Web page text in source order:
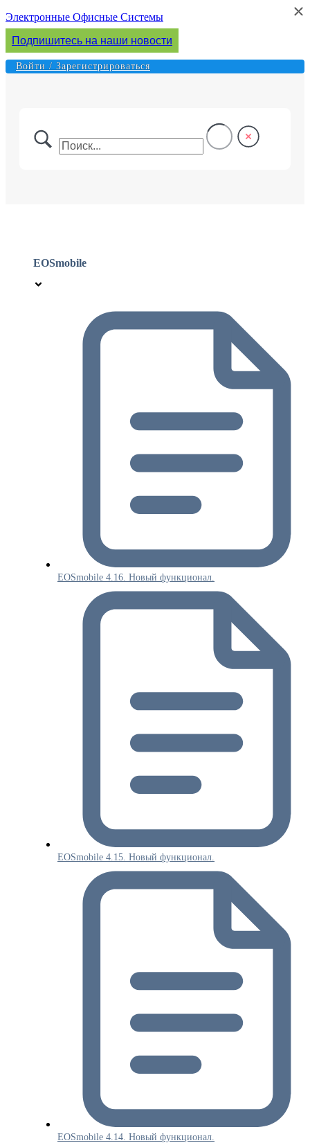
Перейти
к
содержимому
Электронные Офисные Системы
Подпишитесь на наши новости
Войти / Зарегистрироваться
EOSmobile
EOSmobile 4.16. Новый функционал.
EOSmobile 4.15. Новый функционал.
EOSmobile 4.14. Новый функционал.
×
×